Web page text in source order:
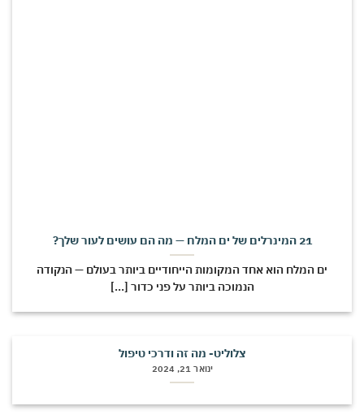
ים המלח הוא אחד המקומות הייחודיים ביותר בעולם — הנקודה
הנמוכה ביותר על פני כדור [...]
צלוליט- מה זה ודרכי טיפול